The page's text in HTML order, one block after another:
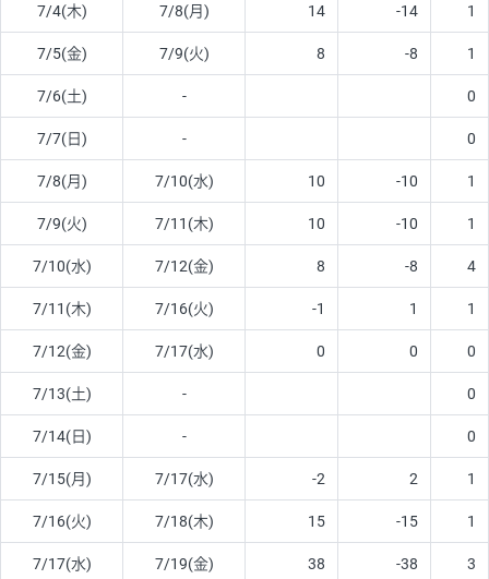
7/4(木) 7/8(月) 14 -14 1
7/5(金) 7/9(火) 8 -8 1
7/6(土) - 0
7/7(日) - 0
7/8(月) 7/10(水) 10 -10 1
7/9(火) 7/11(木) 10 -10 1
7/10(水) 7/12(金) 8 -8 4
7/11(木) 7/16(火) -1 1 1
7/12(金) 7/17(水) 0 0 0
7/13(土) - 0
7/14(日) - 0
7/15(月) 7/17(水) -2 2 1
7/16(火) 7/18(木) 15 -15 1
7/17(水) 7/19(金) 38 -38 3